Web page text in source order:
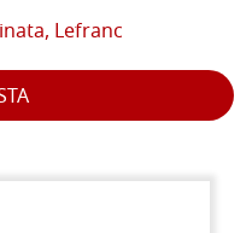
Lefranc